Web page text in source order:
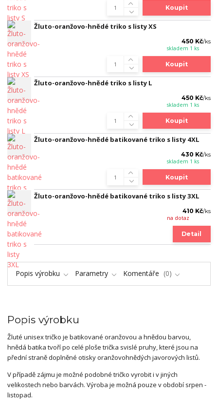
Koupit
Žluto-oranžovo-hnědé triko s listy XS
450 Kč/ks
skladem 1 ks
Koupit
Žluto-oranžovo-hnědé triko s listy L
450 Kč/ks
skladem 1 ks
Koupit
Žluto-oranžovo-hnědé batikované triko s listy 4XL
430 Kč/ks
skladem 1 ks
Koupit
Žluto-oranžovo-hnědé batikované triko s listy 3XL
410 Kč/ks
na dotaz
Detail
Popis výrobku Parametry Komentáře 0
Popis výrobku
Žluté unisex tričko je batikované oranžovou a hnědou barvou,
hnědá batika tvoří po celé ploše trička svislé pruhy, které jsou na
přední straně doplněné otisky oranžovohnědých javorových listů.
V případě zájmu je možné podobné tričko vyrobit i v jiných
velikostech nebo barvách. Výroba je možná pouze v období srpen -
listopad.